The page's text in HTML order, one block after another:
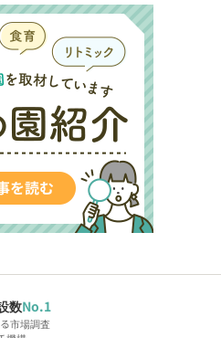
数No.1
市場調査